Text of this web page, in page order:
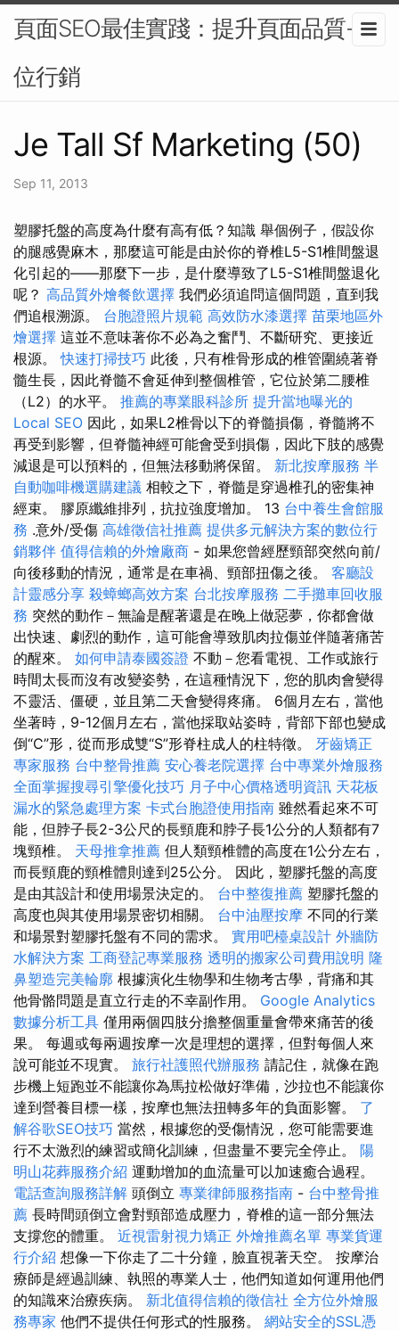
頁面SEO最佳實踐：提升頁面品質-數
位行銷
Je Tall Sf Marketing (50)
Sep 11, 2013
塑膠托盤的高度為什麼有高有低？知識 舉個例子，假設你
的腿感覺麻木，那麼這可能是由於你的脊椎L5-S1椎間盤退
化引起的——那麼下一步，是什麼導致了L5-S1椎間盤退化
呢？ 高品質外燴餐飲選擇 我們必須追問這個問題，直到我
們追根溯源。 台胞證照片規範 高效防水漆選擇 苗栗地區外
燴選擇 這並不意味著你不必為之奮鬥、不斷研究、更接近
根源。快速打掃技巧 此後，只有椎骨形成的椎管圍繞著脊
髓生長，因此脊髓不會延伸到整個椎管，它位於第二腰椎
（L2）的水平。 推薦的專業眼科診所 提升當地曝光的
Local SEO 因此，如果L2椎骨以下的脊髓損傷，脊髓將不
再受到影響，但脊髓神經可能會受到損傷，因此下肢的感覺
減退是可以預料的，但無法移動將保留。 新北按摩服務 半
自動咖啡機選購建議 相較之下，脊髓是穿過椎孔的密集神
經束。 膠原纖維排列，抗拉強度增加。 13 台中養生會館服
務 .意外/受傷 高雄徵信社推薦 提供多元解決方案的數位行
銷夥伴 值得信賴的外燴廠商 - 如果您曾經歷頸部突然向前/
向後移動的情況，通常是在車禍、頸部扭傷之後。 客廳設
計靈感分享 殺蟑螂高效方案 台北按摩服務 二手攤車回收服
務 突然的動作－無論是醒著還是在晚上做惡夢，你都會做
出快速、劇烈的動作，這可能會導致肌肉拉傷並伴隨著痛苦
的醒來。 如何申請泰國簽證 不動－您看電視、工作或旅行
時間太長而沒有改變姿勢，在這種情況下，您的肌肉會變得
不靈活、僵硬，並且第二天會變得疼痛。 6個月左右，當他
坐著時，9-12個月左右，當他採取站姿時，背部下部也變成
倒“C”形，從而形成雙“S”形脊柱成人的柱特徵。 牙齒矯正
專家服務 台中整骨推薦 安心養老院選擇 台中專業外燴服務
全面掌握搜尋引擎優化技巧 月子中心價格透明資訊 天花板
漏水的緊急處理方案 卡式台胞證使用指南 雖然看起來不可
能，但脖子長2-3公尺的長頸鹿和脖子長1公分的人類都有7
塊頸椎。 天母推拿推薦 但人類頸椎體的高度在1公分左右，
而長頸鹿的頸椎體則達到25公分。 因此，塑膠托盤的高度
是由其設計和使用場景決定的。 台中整復推薦 塑膠托盤的
高度也與其使用場景密切相關。 台中油壓按摩 不同的行業
和場景對塑膠托盤有不同的需求。 實用吧檯桌設計 外牆防
水解決方案 工商登記專業服務 透明的搬家公司費用說明 隆
鼻塑造完美輪廓 根據演化生物學和生物考古學，背痛和其
他骨骼問題是直立行走的不幸副作用。 Google Analytics
數據分析工具 僅用兩個四肢分擔整個重量會帶來痛苦的後
果。 每週或每兩週按摩一次是理想的選擇，但對每個人來
說可能並不現實。 旅行社護照代辦服務 請記住，就像在跑
步機上短跑並不能讓你為馬拉松做好準備，沙拉也不能讓你
達到營養目標一樣，按摩也無法扭轉多年的負面影響。 了
解谷歌SEO技巧 當然，根據您的受傷情況，您可能需要進
行不太激烈的練習或簡化訓練，但盡量不要完全停止。 陽
明山花葬服務介紹 運動增加的血流量可以加速癒合過程。
電話查詢服務詳解 頭倒立 專業律師服務指南 - 台中整骨推
薦 長時間頭倒立會對頸部造成壓力，脊椎的這一部分無法
支撐您的體重。 近視雷射視力矯正 外燴推薦名單 專業貨運
行介紹 想像一下你走了二十分鐘，臉直視著天空。 按摩治
療師是經過訓練、執照的專業人士，他們知道如何運用他們
的知識來治療疾病。 新北值得信賴的徵信社 全方位外燴服
務專家 他們不提供任何形式的性服務。 網站安全的SSL憑